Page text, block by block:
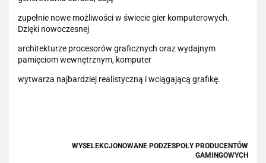
zupełnie nowe możliwości w świecie gier komputerowych.
Dzięki nowoczesnej
architekturze procesorów graficznych oraz wydajnym
pamięciom wewnętrznym, komputer
wytwarza najbardziej realistyczną i wciągającą grafikę.
WYSELEKCJONOWANE PODZESPOŁY PRODUCENTÓW
GAMINGOWYCH